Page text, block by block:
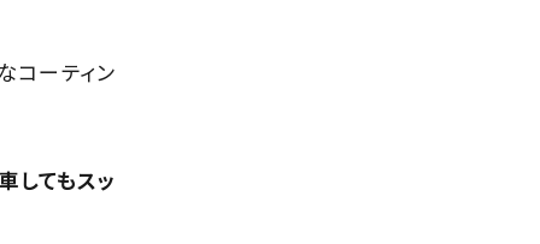
コーティン
してもスッ